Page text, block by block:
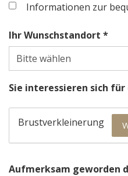
Informationen zur
Ihr Wunschstandort *
Sie interessieren sich
Brustverkleinerung
Aufmerksam geworden